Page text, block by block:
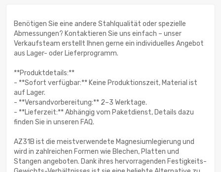
Benötigen Sie eine andere Stahlqualität oder spezielle
Abmessungen? Kontaktieren Sie uns einfach – unser
Verkaufsteam erstellt Ihnen gerne ein individuelles Angebot
aus Lager- oder Lieferprogramm.
**Produktdetails:**
- **Sofort verfügbar:** Keine Produktionszeit, Material ist
auf Lager.
- **Versandvorbereitung:** 2–3 Werktage.
- **Lieferzeit:** Abhängig vom Paketdienst, Details dazu
finden Sie in unseren FAQ.
AZ31B ist die meistverwendete Magnesiumlegierung und
wird in zahlreichen Formen wie Blechen, Platten und
Stangen angeboten. Dank ihres hervorragenden Festigkeits-